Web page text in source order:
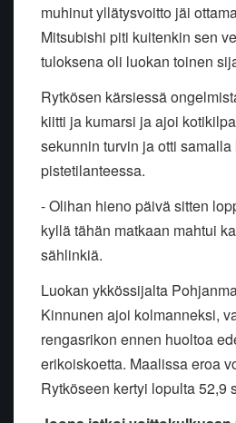
muhinut yllätysvoitto jäi
Mitsubishi piti kuitenkin sen
tuloksena oli luokan toinen
Rytkösen kärsiessä
kiitti ja kumarsi ja ajoi
sekunnin turvin ja otti
pistetilanteessa.
- Olihan hieno päivä sitten
kyllä tähän matkaan mahtui
sählinkiä.
Luokan ykkössijalta
Kinnunen ajoi kolmanneksi,
rengasrikon ennen huoltoa
erikoiskoetta. Maalissa eroa
Rytköseen kertyi lopulta 52,9